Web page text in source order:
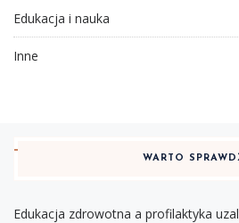
Edukacja i nauka
Inne
WARTO
Edukacja zdrowotna a profilaktyka